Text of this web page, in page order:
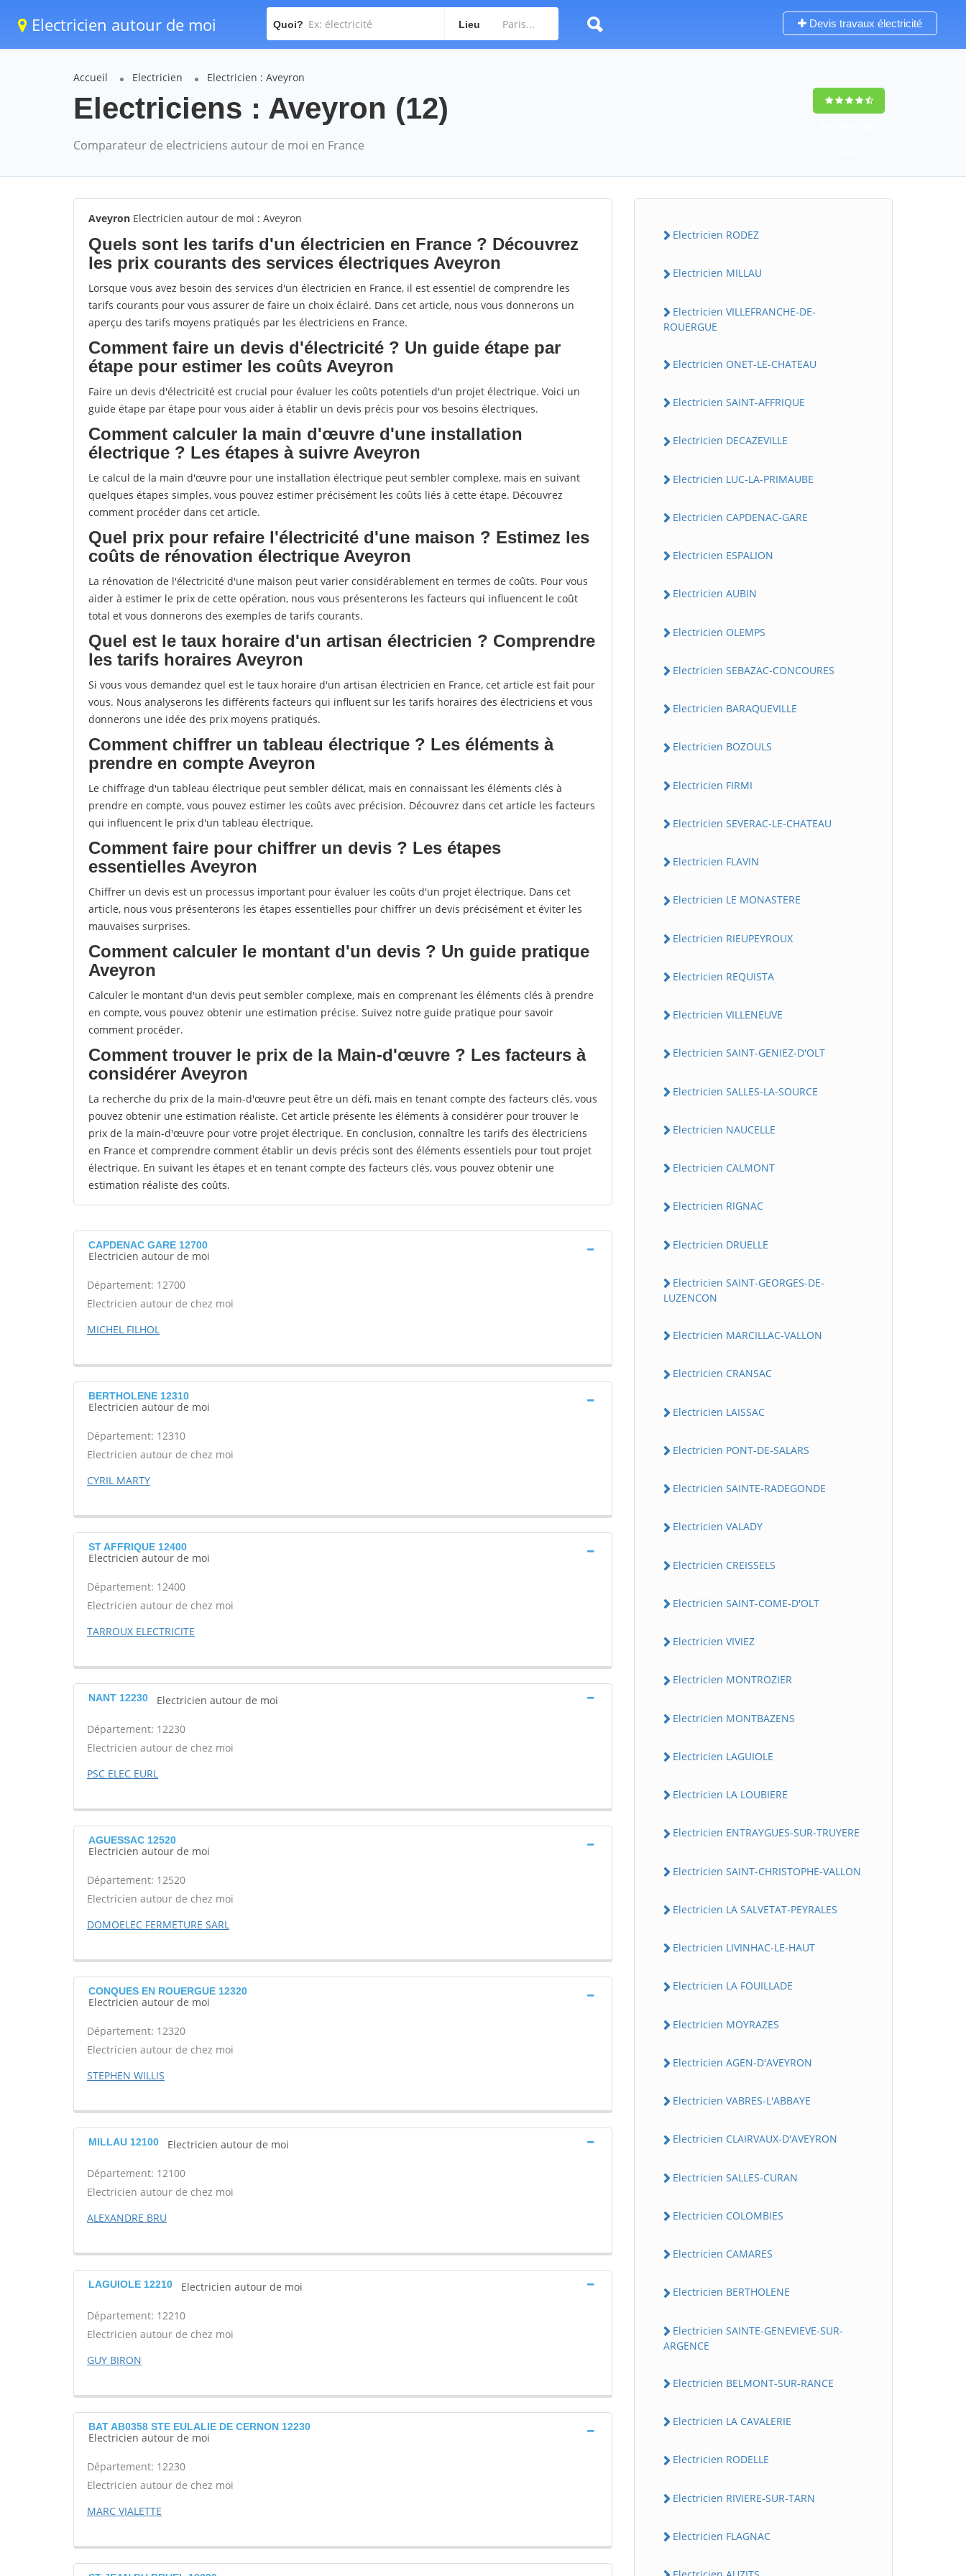
Electricien autour de moi Quoi? Lieu Devis travaux électricité
Accueil Electricien Electricien : Aveyron
Electriciens : Aveyron (12)
Comparateur de electriciens autour de moi en France
Aveyron Electricien autour de moi : Aveyron
Quels sont les tarifs d'un électricien en France ? Découvrez
les prix courants des services électriques Aveyron
Lorsque vous avez besoin des services d'un électricien en France, il est essentiel de comprendre les
tarifs courants pour vous assurer de faire un choix éclairé. Dans cet article, nous vous donnerons un
aperçu des tarifs moyens pratiqués par les électriciens en France.
Comment faire un devis d'électricité ? Un guide étape par
étape pour estimer les coûts Aveyron
Faire un devis d'électricité est crucial pour évaluer les coûts potentiels d'un projet électrique. Voici un
guide étape par étape pour vous aider à établir un devis précis pour vos besoins électriques.
Comment calculer la main d'œuvre d'une installation
électrique ? Les étapes à suivre Aveyron
Le calcul de la main d'œuvre pour une installation électrique peut sembler complexe, mais en suivant
quelques étapes simples, vous pouvez estimer précisément les coûts liés à cette étape. Découvrez
comment procéder dans cet article.
Quel prix pour refaire l'électricité d'une maison ? Estimez les
coûts de rénovation électrique Aveyron
La rénovation de l'électricité d'une maison peut varier considérablement en termes de coûts. Pour vous
aider à estimer le prix de cette opération, nous vous présenterons les facteurs qui influencent le coût
total et vous donnerons des exemples de tarifs courants.
Quel est le taux horaire d'un artisan électricien ? Comprendre
les tarifs horaires Aveyron
Si vous vous demandez quel est le taux horaire d'un artisan électricien en France, cet article est fait pour
vous. Nous analyserons les différents facteurs qui influent sur les tarifs horaires des électriciens et vous
donnerons une idée des prix moyens pratiqués.
Comment chiffrer un tableau électrique ? Les éléments à
prendre en compte Aveyron
Le chiffrage d'un tableau électrique peut sembler délicat, mais en connaissant les éléments clés à
prendre en compte, vous pouvez estimer les coûts avec précision. Découvrez dans cet article les facteurs
qui influencent le prix d'un tableau électrique.
Comment faire pour chiffrer un devis ? Les étapes
essentielles Aveyron
Chiffrer un devis est un processus important pour évaluer les coûts d'un projet électrique. Dans cet
article, nous vous présenterons les étapes essentielles pour chiffrer un devis précisément et éviter les
mauvaises surprises.
Comment calculer le montant d'un devis ? Un guide pratique
Aveyron
Calculer le montant d'un devis peut sembler complexe, mais en comprenant les éléments clés à prendre
en compte, vous pouvez obtenir une estimation précise. Suivez notre guide pratique pour savoir
comment procéder.
Comment trouver le prix de la Main-d'œuvre ? Les facteurs à
considérer Aveyron
La recherche du prix de la main-d'œuvre peut être un défi, mais en tenant compte des facteurs clés, vous
pouvez obtenir une estimation réaliste. Cet article présente les éléments à considérer pour trouver le
prix de la main-d'œuvre pour votre projet électrique. En conclusion, connaître les tarifs des électriciens
en France et comprendre comment établir un devis précis sont des éléments essentiels pour tout projet
électrique. En suivant les étapes et en tenant compte des facteurs clés, vous pouvez obtenir une
estimation réaliste des coûts.
CAPDENAC GARE 12700
Electricien autour de moi
Département: 12700
Electricien autour de chez moi
MICHEL FILHOL
BERTHOLENE 12310
Electricien autour de moi
Département: 12310
Electricien autour de chez moi
CYRIL MARTY
ST AFFRIQUE 12400
Electricien autour de moi
Département: 12400
Electricien autour de chez moi
TARROUX ELECTRICITE
NANT 12230 Electricien autour de moi
Département: 12230
Electricien autour de chez moi
PSC ELEC EURL
AGUESSAC 12520
Electricien autour de moi
Département: 12520
Electricien autour de chez moi
DOMOELEC FERMETURE SARL
CONQUES EN ROUERGUE 12320
Electricien autour de moi
Département: 12320
Electricien autour de chez moi
STEPHEN WILLIS
MILLAU 12100 Electricien autour de moi
Département: 12100
Electricien autour de chez moi
ALEXANDRE BRU
LAGUIOLE 12210 Electricien autour de moi
Département: 12210
Electricien autour de chez moi
GUY BIRON
BAT AB0358 STE EULALIE DE CERNON 12230
Electricien autour de moi
Département: 12230
Electricien autour de chez moi
MARC VIALETTE
Electricien RODEZ
Electricien MILLAU
Electricien VILLEFRANCHE-DE-
ROUERGUE
Electricien ONET-LE-CHATEAU
Electricien SAINT-AFFRIQUE
Electricien DECAZEVILLE
Electricien LUC-LA-PRIMAUBE
Electricien CAPDENAC-GARE
Electricien ESPALION
Electricien AUBIN
Electricien OLEMPS
Electricien SEBAZAC-CONCOURES
Electricien BARAQUEVILLE
Electricien BOZOULS
Electricien FIRMI
Electricien SEVERAC-LE-CHATEAU
Electricien FLAVIN
Electricien LE MONASTERE
Electricien RIEUPEYROUX
Electricien REQUISTA
Electricien VILLENEUVE
Electricien SAINT-GENIEZ-D'OLT
Electricien SALLES-LA-SOURCE
Electricien NAUCELLE
Electricien CALMONT
Electricien RIGNAC
Electricien DRUELLE
Electricien SAINT-GEORGES-DE-
LUZENCON
Electricien MARCILLAC-VALLON
Electricien CRANSAC
Electricien LAISSAC
Electricien PONT-DE-SALARS
Electricien SAINTE-RADEGONDE
Electricien VALADY
Electricien CREISSELS
Electricien SAINT-COME-D'OLT
Electricien VIVIEZ
Electricien MONTROZIER
Electricien MONTBAZENS
Electricien LAGUIOLE
Electricien LA LOUBIERE
Electricien ENTRAYGUES-SUR-TRUYERE
Electricien SAINT-CHRISTOPHE-VALLON
Electricien LA SALVETAT-PEYRALES
Electricien LIVINHAC-LE-HAUT
Electricien LA FOUILLADE
Electricien MOYRAZES
Electricien AGEN-D'AVEYRON
Electricien VABRES-L'ABBAYE
Electricien CLAIRVAUX-D'AVEYRON
Electricien SALLES-CURAN
Electricien COLOMBIES
Electricien CAMARES
Electricien BERTHOLENE
Electricien SAINTE-GENEVIEVE-SUR-
ARGENCE
Electricien BELMONT-SUR-RANCE
Electricien LA CAVALERIE
Electricien RODELLE
Electricien RIVIERE-SUR-TARN
Electricien FLAGNAC